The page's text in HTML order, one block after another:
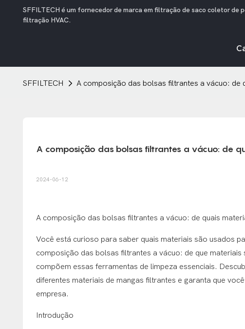
SFFILTECH é um fornecedor de marca em filtração de saco coletor
filtração HVAC.
SFFILTECH A composição das bolsas filtrantes a vácuo: de
A composição das bolsas filtrantes a vácuo: de
2024-06-12
A composição das bolsas filtrantes a vácuo: de quais
Você está curioso para saber quais materiais são usados
composição das bolsas filtrantes a vácuo: de que
compõem essas ferramentas de limpeza essenciais.
diferentes materiais de mangas filtrantes e garanta que
empresa.
Introdução